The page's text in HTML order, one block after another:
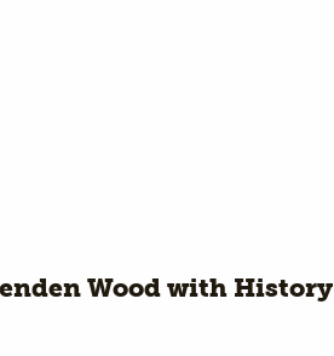
Wood with History